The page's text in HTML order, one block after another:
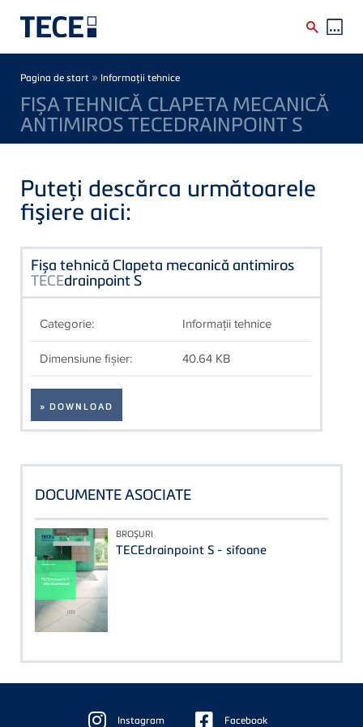
Breadcrumb
Pagina de start » Informaţii tehnice
FIȘA TEHNICĂ CLAPETA MECANICĂ
ANTIMIROS TECEDRAINPOINT S
Puteţi descărca următoarele
fişiere aici:
Fișa tehnică Clapeta mecanică antimiros
TECEdrainpoint S
Categorie: Informaţii tehnice
Dimensiune fişier: 40.64 KB
» DOWNLOAD
DOCUMENTE ASOCIATE
BROŞURI
TECEdrainpoint S - sifoane
Instagram Facebook